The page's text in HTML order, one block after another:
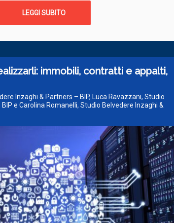
LEGGI SUBITO
immobili, contratti e appalti,
Inzaghi & Partners – BIP, Luca Ravazzani, Studio
e Carolina Romanelli, Studio Belvedere Inzaghi &